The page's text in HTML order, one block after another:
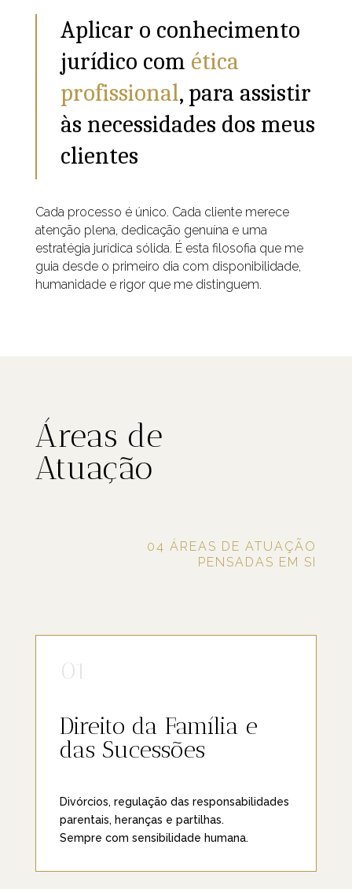
Aplicar o conhecimento
jurídico com ética
profissional, para assistir
às necessidades dos meus
clientes
Cada processo é único. Cada cliente merece
atenção plena, dedicação genuína e uma
estratégia jurídica sólida. É esta filosofia que me
guia desde o primeiro dia com disponibilidade,
humanidade e rigor que me distinguem.
Áreas de
Atuação
04 ÁREAS DE ATUAÇÃO
PENSADAS EM SI
01
Direito da Família e
das Sucessões
Divórcios, regulação das responsabilidades
parentais, heranças e partilhas.
Sempre com sensibilidade humana.